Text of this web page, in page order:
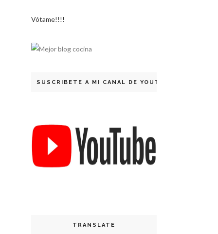
Vótame!!!!
SUSCRIBETE A MI CANAL DE YOUTUBE
TRANSLATE